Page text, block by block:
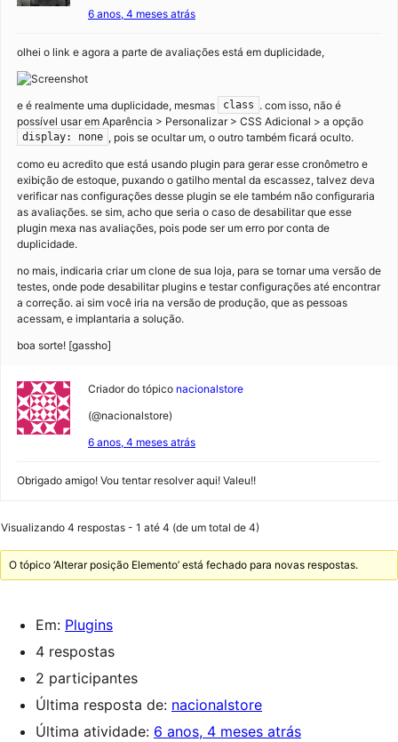
6 anos, 4 meses atrás
olhei o link e agora a parte de avaliações está em duplicidade,
e é realmente uma duplicidade, mesmas class . com isso, não é
possível usar em Aparência > Personalizar > CSS Adicional > a opção
display: none , pois se ocultar um, o outro também ficará oculto.
como eu acredito que está usando plugin para gerar esse cronômetro e
exibição de estoque, puxando o gatilho mental da escassez, talvez deva
verificar nas configurações desse plugin se ele também não configuraria
as avaliações. se sim, acho que seria o caso de desabilitar que esse
plugin mexa nas avaliações, pois pode ser um erro por conta de
duplicidade.
no mais, indicaria criar um clone de sua loja, para se tornar uma versão de
testes, onde pode desabilitar plugins e testar configurações até encontrar
a correção. ai sim você iria na versão de produção, que as pessoas
acessam, e implantaria a solução.
boa sorte! [gassho]
Criador do tópico nacionalstore
(@nacionalstore)
6 anos, 4 meses atrás
Obrigado amigo! Vou tentar resolver aqui! Valeu!!
Visualizando 4 respostas - 1 até 4 (de um total de 4)
O tópico ‘Alterar posição Elemento’ está fechado para novas respostas.
Em: Plugins
4 respostas
2 participantes
Última resposta de: nacionalstore
Última atividade: 6 anos, 4 meses atrás